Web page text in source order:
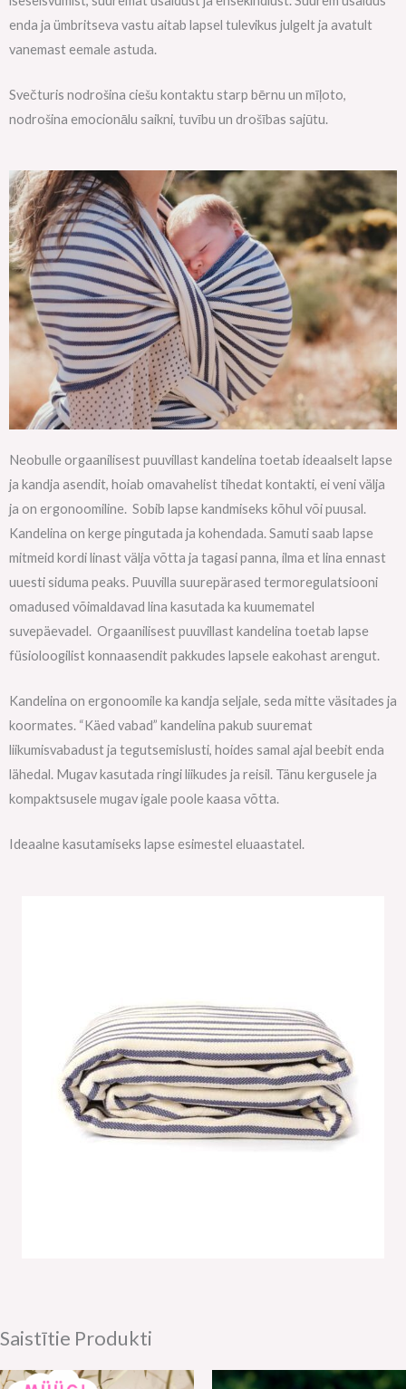
enda ja ümbritseva vastu aitab lapsel tulevikus julgelt ja avatult
vanemast eemale astuda.
Svečturis nodrošina ciešu kontaktu starp bērnu un mīļoto,
nodrošina emocionālu saikni, tuvību un drošības sajūtu.
Neobulle orgaanilisest puuvillast kandelina toetab ideaalselt lapse
ja kandja asendit, hoiab omavahelist tihedat kontakti, ei veni välja
ja on ergonoomiline. Sobib lapse kandmiseks kõhul või puusal.
Kandelina on kerge pingutada ja kohendada. Samuti saab lapse
mitmeid kordi linast välja võtta ja tagasi panna, ilma et lina ennast
uuesti siduma peaks. Puuvilla suurepärased termoregulatsiooni
omadused võimaldavad lina kasutada ka kuumematel
suvepäevadel. Orgaanilisest puuvillast kandelina toetab lapse
füsioloogilist konnaasendit pakkudes lapsele eakohast arengut.
Kandelina on ergonoomile ka kandja seljale, seda mitte väsitades ja
koormates. “Käed vabad” kandelina pakub suuremat
liikumisvabadust ja tegutsemislusti, hoides samal ajal beebit enda
lähedal. Mugav kasutada ringi liikudes ja reisil. Tänu kergusele ja
kompaktsusele mugav igale poole kaasa võtta.
Ideaalne kasutamiseks lapse esimestel eluaastatel.
Saistītie Produkti